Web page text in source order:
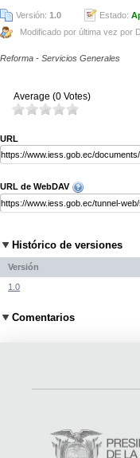
Versión: 1.0 Estado:
Modificado por última vez por
Reforma - Servicios Generales
Average (0 Votes)
URL
URL de WebDAV
Histórico de versiones
Versión
1.0
Comentarios